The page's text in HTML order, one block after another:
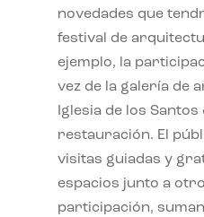
novedades que
festival de
ejemplo, la
vez de la galería de
Iglesia de los
restauración. El
visitas guiadas y
espacios junto a
participación,